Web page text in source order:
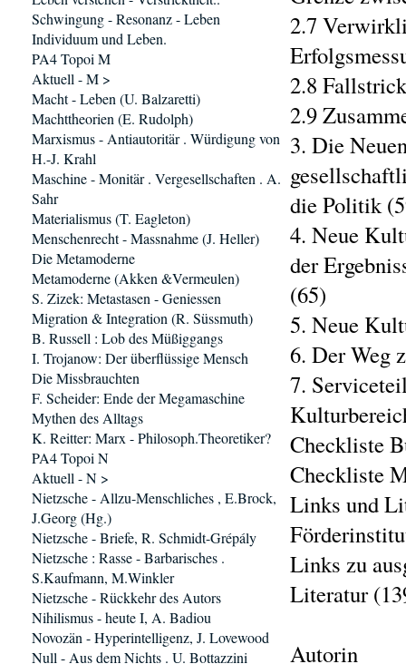
2.7
2.8
2.9
3. Die
die Politik
4. Neue
der
(65)
5. Neue
6. Der Weg
7.
Checkliste
Checkliste
Links und
Links zu
Literatur
Autorin
Schwingung - Resonanz - Leben
Individuum und Leben.
PA4 Topoi M
Aktuell - M >
Macht - Leben (U. Balzaretti)
Machttheorien (E. Rudolph)
Marxismus - Antiautoritär . Würdigung von
H.-J. Krahl
Maschine - Monitär . Vergesellschaften . A.
Sahr
Materialismus (T. Eagleton)
Menschenrecht - Massnahme (J. Heller)
Die Metamoderne
Metamoderne (Akken &Vermeulen)
S. Zizek: Metastasen - Geniessen
Migration & Integration (R. Süssmuth)
B. Russell : Lob des Müßiggangs
I. Trojanow: Der überflüssige Mensch
Die Missbrauchten
F. Scheider: Ende der Megamaschine
Mythen des Alltags
K. Reitter: Marx - Philosoph.Theoretiker?
PA4 Topoi N
Aktuell - N >
Nietzsche - Allzu-Menschliches , E.Brock,
J.Georg (Hg.)
Nietzsche - Briefe, R. Schmidt-Grépály
Nietzsche : Rasse - Barbarisches .
S.Kaufmann, M.Winkler
Nietzsche - Rückkehr des Autors
Nihilismus - heute I, A. Badiou
Novozän - Hyperintelligenz, J. Lovewood
Null - Aus dem Nichts . U. Bottazzini